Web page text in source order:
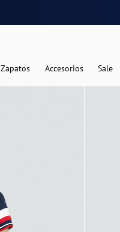
Zapatos Accesorios Sale